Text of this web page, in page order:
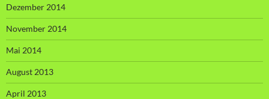
Dezember 2014
November 2014
Mai 2014
August 2013
April 2013